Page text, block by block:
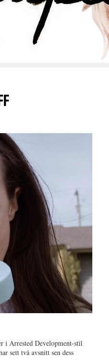
i Arrested Development-stil
sett två avsnitt sen dess